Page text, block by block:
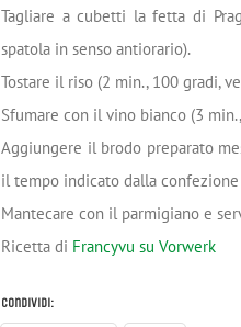
Tagliare a cubetti la fetta di
spatola in senso antiorario).
Tostare il riso (2 min., 100 gradi,
Sfumare con il vino bianco (3
Aggiungere il brodo preparato
il tempo indicato dalla
Mantecare con il parmigiano e
Ricetta di Francyvu su Vorwerk
Condividi: